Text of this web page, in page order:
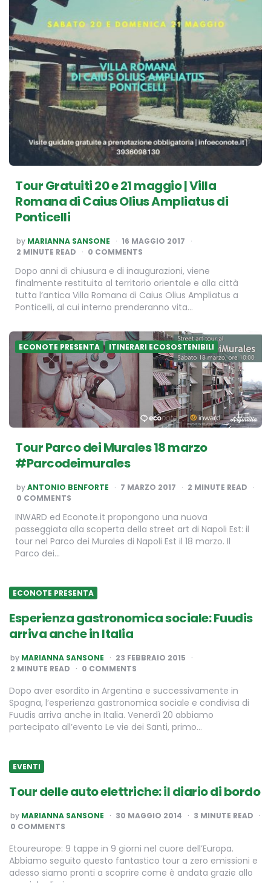
Tour Gratuiti 20 e 21 maggio | Villa
Romana di Caius Olius Ampliatus di
Ponticelli
POSTED
BY
by MARIANNA SANSONE
16 MAGGIO 2017
2 MINUTE READ 0 COMMENTS
Dopo anni di chiusura e di inaugurazioni, viene
finalmente restituita al territorio orientale e alla città
tutta l’antica Villa Romana di Caius Olius Ampliatus a
Ponticelli, al cui interno prenderanno vita…
ECONOTE PRESENTA ITINERARI ECOSOSTENIBILI
Tour Parco dei Murales 18 marzo
#Parcodeimurales
POSTED
BY
byANTONIO BENFORTE 7 MARZO 2017 2 MINUTE READ
0 COMMENTS
INWARD ed Econote.it propongono una nuova
passeggiata alla scoperta della street art di Napoli Est: il
tour nel Parco dei Murales di Napoli Est il 18 marzo. Il
Parco dei…
ECONOTE PRESENTA
Esperienza gastronomica sociale: Fuudis
arriva anche in Italia
POSTED
BY
by MARIANNA SANSONE
23 FEBBRAIO 2015
2 MINUTE READ 0 COMMENTS
Dopo aver esordito in Argentina e successivamente in
Spagna, l’esperienza gastronomica sociale e condivisa di
Fuudis arriva anche in Italia. Venerdì 20 abbiamo
partecipato all’evento Le vie dei Santi, primo…
EVENTI
Tour delle auto elettriche: il diario di bordo
POSTED
BY
by MARIANNA SANSONE 30 MAGGIO 2014 3 MINUTE READ
0 COMMENTS
Etoureurope: 9 tappe in 9 giorni nel cuore dell’Europa.
Abbiamo seguito questo fantastico tour a zero emissioni e
adesso siamo pronti a scoprire come è andata grazie allo